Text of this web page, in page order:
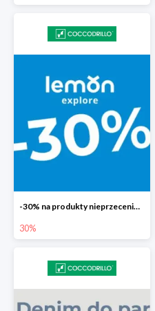
-30% na produkty nieprzecenione Lemon
30%